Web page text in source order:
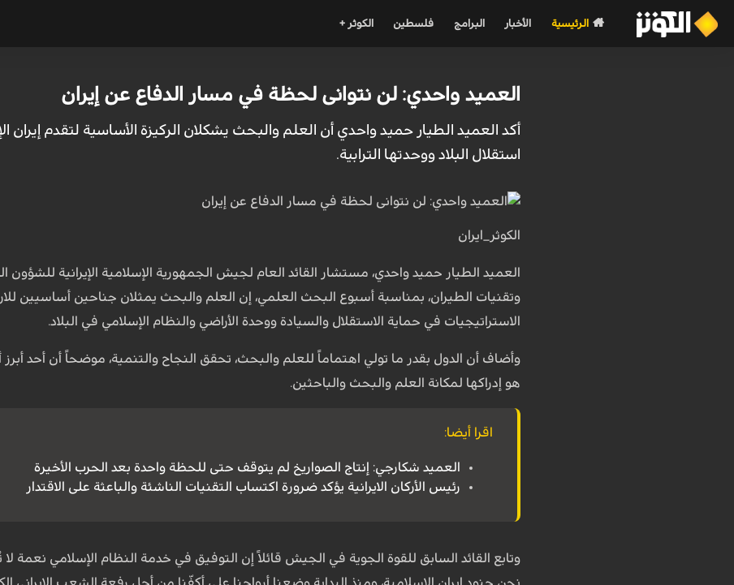
الرئيسية الأخبار البرامج فلسطين الكوثر +
العميد واحدي: لن نتوانى لحظة في مسار الدفاع عن إيران
أكد العميد الطيار حميد واحدي أن العلم والبحث يشكلان الركيزة الأساسية لتقدم
استقلال البلاد ووحدتها الترابية.
الكوثر_ايران
العميد الطيار حميد واحدي، مستشار القائد العام لجيش الجمهورية الإسلامية الإيرانية
وتقنيات الطيران، بمناسبة أسبوع البحث العلمي، إن العلم والبحث يمثلان جناحين أساسيين
الاستراتيجيات في حماية الاستقلال والسيادة ووحدة الأراضي والنظام الإسلامي في البلاد.
وأضاف أن الدول بقدر ما تولي اهتماماً للعلم والبحث، تحقق النجاح والتنمية، موضحاً أن أحد
هو إدراكها لمكانة العلم والبحث والباحثين.
اقرا أيضا:
العميد شكارجي: إنتاج الصواريخ لم يتوقف حتى للحظة واحدة بعد الحرب الأخيرة
رئيس الأركان الايرانية يؤكد ضرورة اكتساب التقنيات الناشئة والباعثة على الاقتدار
وتابع القائد السابق للقوة الجوية في الجيش قائلاً إن التوفيق في خدمة النظام الإسلامي نعمة لا